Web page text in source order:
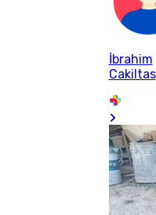
İbrahim
Cakiltas